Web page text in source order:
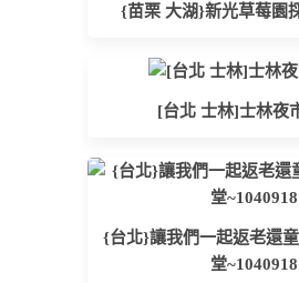
{苗栗 大湖}新光草莓園
[台北 士林]士林夜
{台北}讓我們一起返老還
堂~1040918